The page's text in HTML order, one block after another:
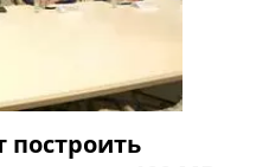
построить